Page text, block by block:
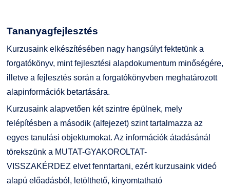
Tananyagfejlesztés
Kurzusaink elkészítésében nagy hangsúlyt fektetünk a
forgatókönyv, mint fejlesztési alapdokumentum minőségére,
illetve a fejlesztés során a forgatókönyvben meghatározott
alapinformációk betartására.
Kurzusaink alapvetően két szintre épülnek, mely
felépítésben a második (alfejezet) szint tartalmazza az
egyes tanulási objektumokat. Az információk átadásánál
törekszünk a MUTAT-GYAKOROLTAT-
VISSZAKÉRDEZ elvet fenntartani, ezért kurzusaink videó
alapú előadásból, letölthető, kinyomtatható